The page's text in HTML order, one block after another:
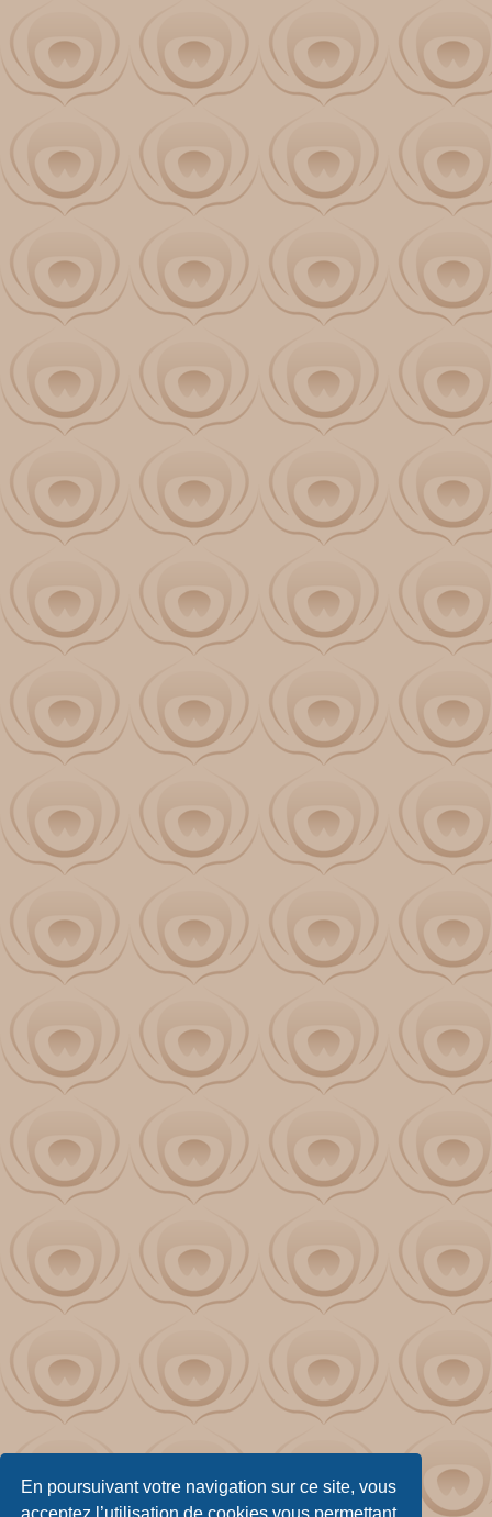
En poursuivant votre navigation sur ce site, vous
acceptez l’utilisation de cookies vous permettant